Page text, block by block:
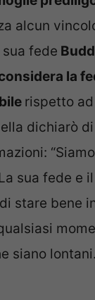
alcun
fede
la
rispetto
dichiarò
sua fede e
stare bene
siano lontani.